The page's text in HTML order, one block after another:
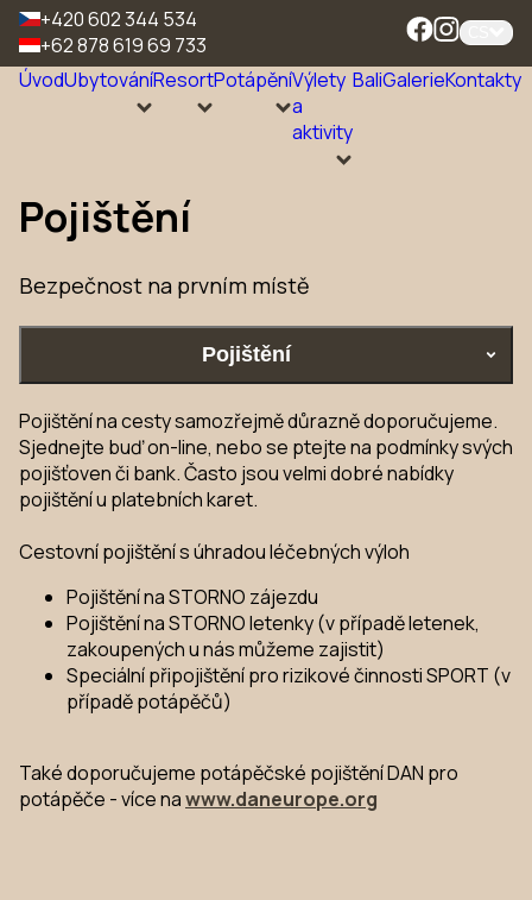
+420 602 344 534
+62 878 619 69 733
ÚvodUbytováníResortPotápěníVýlety
a
aktivity
BaliGalerieKontakty
Pojištění
Bezpečnost na prvním místě
Pojištění
Pojištění na cesty samozřejmě důrazně doporučujeme.
Sjednejte buď on-line, nebo se ptejte na podmínky svých
pojišťoven či bank. Často jsou velmi dobré nabídky
pojištění u platebních karet.
Cestovní pojištění s úhradou léčebných výloh
Pojištění na STORNO zájezdu
Pojištění na STORNO letenky (v případě letenek,
zakoupených u nás můžeme zajistit)
Speciální připojištění pro rizikové činnosti SPORT (v
případě potápěčů)
Také doporučujeme potápěčské pojištění DAN pro
potápěče - více nawww.daneurope.org